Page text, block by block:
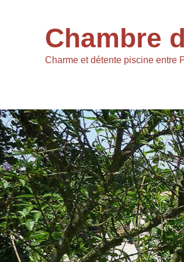
Chambre
Charme et détente piscine entre